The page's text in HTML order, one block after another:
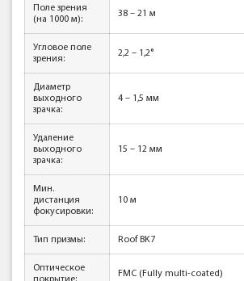
Поле зрения
(на 1000 м):
38 – 21 м
Угловое поле
зрения:
2,2 – 1,2°
Диаметр
выходного
зрачка:
4 – 1,5 мм
Удаление
выходного
зрачка:
15 – 12 мм
Мин.
дистанция
фокусировки:
10 м
Тип призмы: Roof BK7
Оптическое
FMC (Fully multi-coated)